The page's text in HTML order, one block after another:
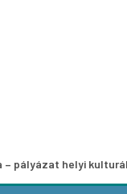
helyi kulturális